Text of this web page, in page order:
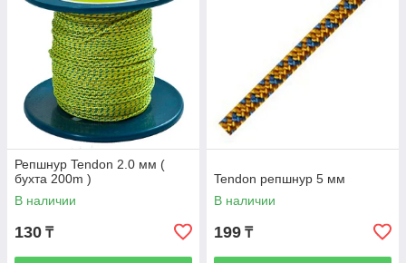
Репшнур Tendon 2.0 мм (
бухта 200m )
В наличии
130 ₸
Tendon репшнур 5 мм
В наличии
199 ₸